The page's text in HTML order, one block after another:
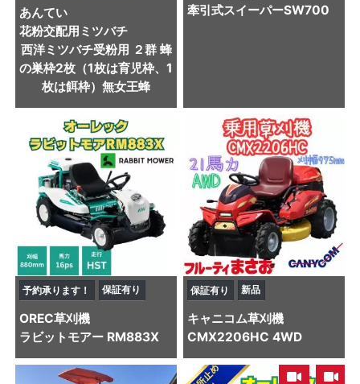
あんてい
花粉交配用ミツバチ
西洋ミツバチ受粉用 ２群 蜂
の巣枠2枚（1枚は育児枠、1
枚は餌枠）無女王蜂
牽引式スイーパーSW700
予約承ります！ 保証有り
OREC草刈機
ラビットモアー RM883X
保証有り 新品
キャニコム草刈機
CMX2206HC 4WD
,